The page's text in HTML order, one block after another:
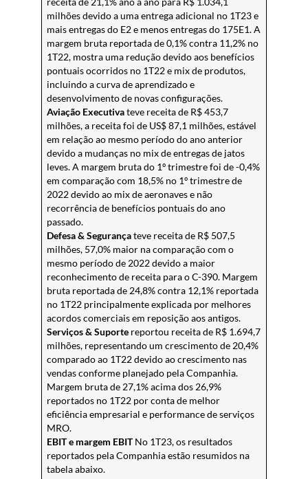
milhões devido a uma entrega adicional no 1T23 e
mais entregas do E2 e menos entregas do 175E1. A
margem bruta reportada de 0,1% contra 11,2% no
1T22, mostra uma redução devido aos benefícios
pontuais ocorridos no 1T22 e mix de produtos,
incluindo a curva de aprendizado e
desenvolvimento de novas configurações.
Aviação Executivateve receita de R$ 453,7
milhões, a receita foi de US$ 87,1 milhões, estável
em relação ao mesmo período do ano anterior
devido a mudanças no mix de entregas de jatos
leves. A margem bruta do 1º trimestre foi de -0,4%
em comparação com 18,5% no 1º trimestre de
2022 devido ao mix de aeronaves e não
recorrência de benefícios pontuais do ano
passado.
Defesa & Segurançateve receita de R$ 507,5
milhões, 57,0% maior na comparação com o
mesmo período de 2022 devido a maior
reconhecimento de receita para o C-390. Margem
bruta reportada de 24,8% contra 12,1% reportada
no 1T22 principalmente explicada por melhores
acordos comerciais em reposição aos antigos.
Serviços & Suportereportou receita de R$ 1.694,7
milhões, representando um crescimento de 20,4%
comparado ao 1T22 devido ao crescimento nas
vendas conforme planejado pela Companhia.
Margem bruta de 27,1% acima dos 26,9%
reportados no 1T22 por conta de melhor
eficiência empresarial e performance de serviços
MRO.
EBIT e margem EBITNo 1T23, os resultados
reportados pela Companhia estão resumidos na
tabela abaixo.